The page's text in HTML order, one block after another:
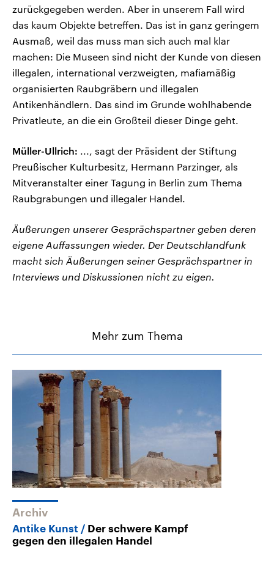
zurückgegeben werden. Aber in unserem Fall wird
das kaum Objekte betreffen. Das ist in ganz geringem
Ausmaß, weil das muss man sich auch mal klar
machen: Die Museen sind nicht der Kunde von diesen
illegalen, international verzweigten, mafiamäßig
organisierten Raubgräbern und illegalen
Antikenhändlern. Das sind im Grunde wohlhabende
Privatleute, an die ein Großteil dieser Dinge geht.
Müller-Ullrich: ..., sagt der Präsident der Stiftung
Preußischer Kulturbesitz, Hermann Parzinger, als
Mitveranstalter einer Tagung in Berlin zum Thema
Raubgrabungen und illegaler Handel.
Äußerungen unserer Gesprächspartner geben deren
eigene Auffassungen wieder. Der Deutschlandfunk
macht sich Äußerungen seiner Gesprächspartner in
Interviews und Diskussionen nicht zu eigen.
Mehr zum Thema
Archiv
Antike Kunst
Der schwere Kampf
gegen den illegalen Handel